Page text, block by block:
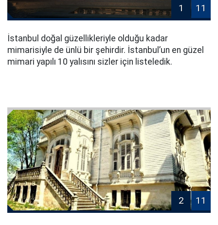
1 11
İstanbul doğal güzellikleriyle olduğu kadar
mimarisiyle de ünlü bir şehirdir. İstanbul’un en güzel
mimari yapılı 10 yalısını sizler için listeledik.
2 11